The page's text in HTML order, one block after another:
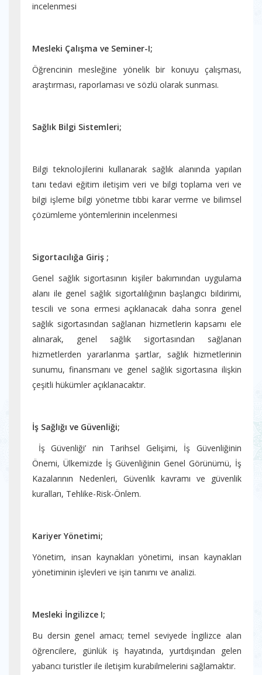
incelenmesi
Mesleki Çalışma ve Seminer-I;
Öğrencinin mesleğine yönelik bir konuyu çalışması,
araştırması, raporlaması ve sözlü olarak sunması.
Sağlık Bilgi Sistemleri;
Bilgi teknolojilerini kullanarak sağlık alanında yapılan
tanı tedavi eğitim iletişim veri ve bilgi toplama veri ve
bilgi işleme bilgi yönetme tıbbi karar verme ve bilimsel
çözümleme yöntemlerinin incelenmesi
Sigortacılığa Giriş ;
Genel sağlık sigortasının kişiler bakımından uygulama
alanı ile genel sağlık sigortalılığının başlangıcı bildirimi,
tescili ve sona ermesi açıklanacak daha sonra genel
sağlık sigortasından sağlanan hizmetlerin kapsamı ele
alınarak, genel sağlık sigortasından sağlanan
hizmetlerden yararlanma şartlar, sağlık hizmetlerinin
sunumu, finansmanı ve genel sağlık sigortasına ilişkin
çeşitli hükümler açıklanacaktır.
İş Sağlığı ve Güvenliği;
İş Güvenliği’ nin Tarihsel Gelişimi, İş Güvenliğinin
Önemi, Ülkemizde İş Güvenliğinin Genel Görünümü, İş
Kazalarının Nedenleri, Güvenlik kavramı ve güvenlik
kuralları, Tehlike-Risk-Önlem.
Kariyer Yönetimi;
Yönetim, insan kaynakları yönetimi, insan kaynakları
yönetiminin işlevleri ve işin tanımı ve analizi.
Mesleki İngilizce I;
Bu dersin genel amacı; temel seviyede İngilizce alan
öğrencilere, günlük iş hayatında, yurtdışından gelen
yabancı turistler ile iletişim kurabilmelerini sağlamaktır.